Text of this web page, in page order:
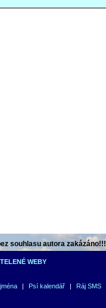
souhlasu autora zakázáno!!!
WEBY
| Psí kalendář | Ráj SMS